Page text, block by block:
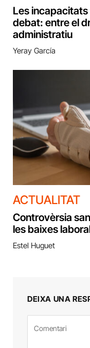
Les
debat: entre el
administratiu
Yeray García
ACTUALITAT
Controvèrsia
les baixes
Estel Huguet
DEIXA UNA